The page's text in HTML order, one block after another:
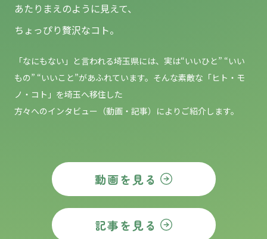
あたりまえのように見えて、
ちょっぴり贅沢なコト。
「なにもない」と言われる埼玉県には、実は“いいひと” “いい
もの” “いいこと”があふれています。そんな素敵な「ヒト・モ
ノ・コト」を埼玉へ移住した
方々へのインタビュー（動画・記事）によりご紹介します。
動画を見る
記事を見る